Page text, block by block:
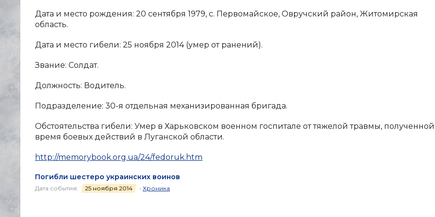
Дата и место рождения: 20 сентября 1979, с. Первомайское, Овручский район, Житомирская
область.
Дата и место гибели: 25 ноября 2014 (умер от ранений).
Звание: Солдат.
Должность: Водитель.
Подразделение: 30-я отдельная механизированная бригада.
Обстоятельства гибели: Умер в Харьковском военном госпитале от тяжелой травмы,
время боевых действий в Луганской области.
http://memorybook.org.ua/24/fedoruk.htm
Погибли шестеро украинских воинов
Дата события: 25 ноября 2014 • Хроника